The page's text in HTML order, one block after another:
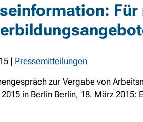
| Pressemitteilungen
zur Vergabe von
in Berlin Berlin, 18. März